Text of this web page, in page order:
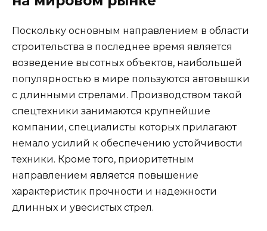
Поскольку основным направлением в области
строительства в последнее время является
возведение высотных объектов, наибольшей
популярностью в мире пользуются автовышки
с длинными стрелами. Производством такой
спецтехники занимаются крупнейшие
компании, специалисты которых прилагают
немало усилий к обеспечению устойчивости
техники. Кроме того, приоритетным
направлением является повышение
характеристик прочности и надежности
длинных и увесистых стрел.